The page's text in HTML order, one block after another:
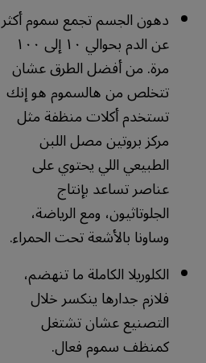
دهون الجسم تجمع سموم أكثر
عن الدم بحوالي ١٠ إلى ١٠٠
مرة. من أفضل الطرق عشان
تتخلص من هالسموم هو إنك
تستخدم أكلات منظفة مثل
مركز بروتين مصل اللبن
الطبيعي اللي يحتوي على
عناصر تساعد بإنتاج
الجلوتاثيون، ومع الرياضة،
وساونا بالأشعة تحت الحمراء.
الكلوريلا الكاملة ما تنهضم،
فلازم جدارها ينكسر خلال
التصنيع عشان تشتغل
كمنظف سموم فعال.